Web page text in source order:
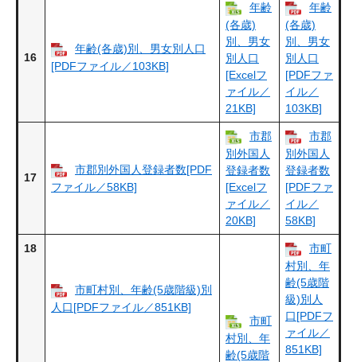
16
年齢(各歳)別、男女別人口
[PDFファイル／103KB]
年齢
(各歳)
別、男女
別人口
[Excelフ
ァイル／
21KB]
年齢
(各歳)
別、男女
別人口
[PDFファ
イル／
103KB]
17
市郡別外国人登録者数[PDF
ファイル／58KB]
市郡
別外国人
登録者数
[Excelフ
ァイル／
20KB]
市郡
別外国人
登録者数
[PDFファ
イル／
58KB]
18
市町村別、年齢(5歳階級)別
人口[PDFファイル／851KB]
市町
村別、年
齢(5歳階
市町
村別、年
齢(5歳階
級)別人
口[PDFフ
ァイル／
851KB]